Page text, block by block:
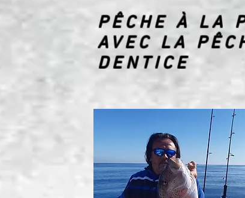
PÊCHE À LA
AVEC LA
DENTICE